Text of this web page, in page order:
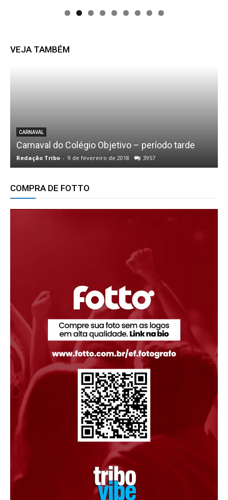
VEJA TAMBÉM
CARNAVAL
Carnaval do Colégio Objetivo – período tarde
Redação Tribo - 9 de fevereiro de 2018 3957
COMPRA DE FOTTO